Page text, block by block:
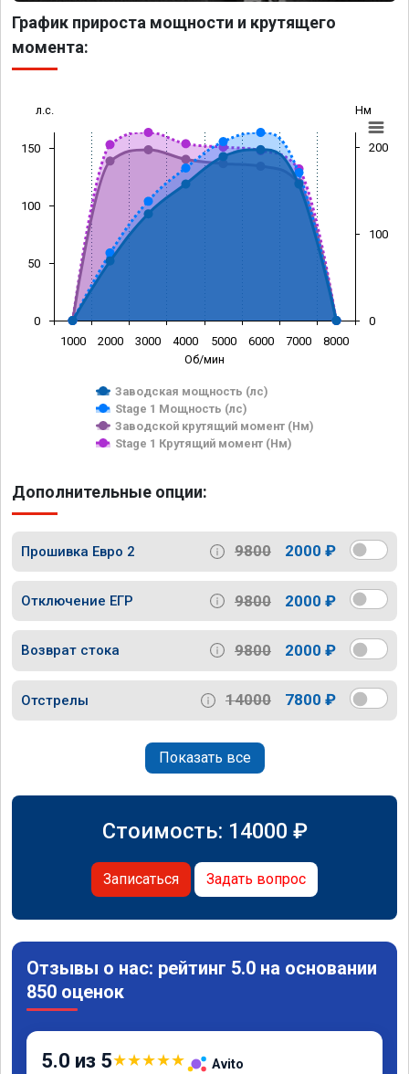
График прироста мощности и крутящего
момента:
Об/мин
л.с. Нм
Заводская мощность (лс)
Stage 1 Мощность (лс)
Заводской крутящий момент (Нм)
Stage 1 Крутящий момент (Нм)
1000 2000 3000 4000 5000 6000 7000 8000
0
50
100
150
0
100
200
Дополнительные опции:
Прошивка Евро 2 9800 2000 ₽
Отключение ЕГР 9800 2000 ₽
Возврат стока 9800 2000 ₽
Отстрелы 14000 7800 ₽
Показать все
Стоимость: 14000 ₽
Записаться Задать вопрос
Отзывы о нас: рейтинг 5.0 на основании
850 оценок
5.0 из 5★★★★★ Avito